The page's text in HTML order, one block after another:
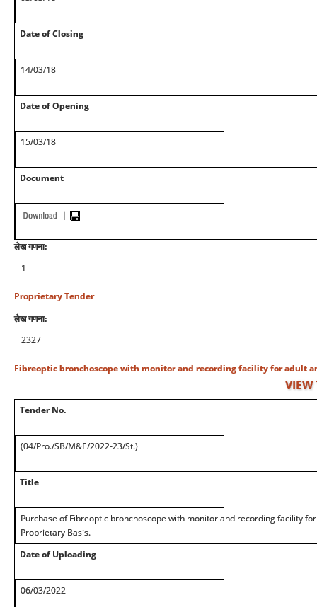
Date of Closing
14/03/18
Date of Opening
15/03/18
Document
लेख गणना:
1
Proprietary Tender
लेख गणना:
2327
Fibreoptic bronchoscope with monitor and recording facility for adult
VIEW
Tender No.
(04/Pro./SB/M&E/2022-23/St.)
Title
Purchase of Fibreoptic bronchoscope with monitor and recording facility
Proprietary Basis.
Date of Uploading
06/03/2022